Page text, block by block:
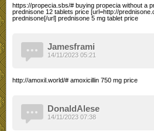
https://propecia.sbs/# buying propecia without a
prednisone 12 tablets price [url=http://
prednisone[/url] prednisone 5 mg tablet price
Jamesframi
http://amoxil.world/# amoxicillin 750 mg price
14/11/2023 05:21
DonaldAlese
14/11/2023 07:38